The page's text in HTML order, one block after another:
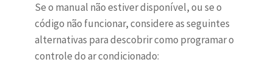
Se o manual não estiver disponível, ou se o
código não funcionar, considere as seguintes
alternativas para descobrir como programar o
controle do ar condicionado: